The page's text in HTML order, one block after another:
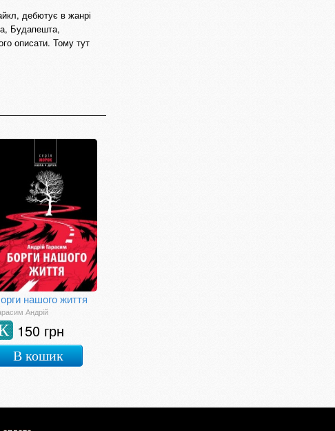
дебютує в жанрі
Будапешта,
описати. Тому тут
нашого життя
Андрій
150 грн
В кошик